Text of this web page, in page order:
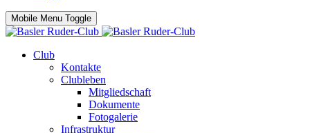
Mobile Menu Toggle
Club
Kontakte
Clubleben
Mitgliedschaft
Dokumente
Fotogalerie
Infrastruktur